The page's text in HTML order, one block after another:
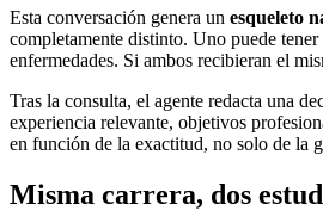
Esta conversación genera un esqueleto
completamente distinto. Uno puede
enfermedades. Si ambos recibieran el
Tras la consulta, el agente redacta una
experiencia relevante, objetivos
en función de la exactitud, no solo de la
Misma carrera, dos